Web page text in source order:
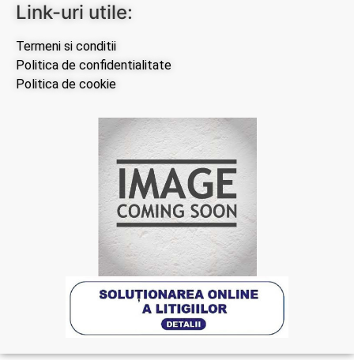
Link-uri utile:
Termeni si conditii
Politica de confidentialitate
Politica de cookie